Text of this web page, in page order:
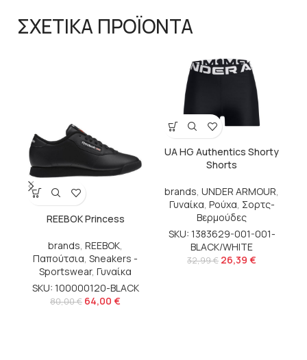
ΣΧΕΤΙΚΑ ΠΡΟΪΟΝΤΑ
REEBOK Princess
brands, REEBOK,
Παπούτσια, Sneakers -
Sportswear, Γυναίκα
SKU: 100000120-BLACK
80,00€ 64,00 €
UA HG Authentics Shorty
Shorts
brands, UNDER ARMOUR,
Γυναίκα, Ρούχα, Σορτς-
Βερμούδες
SKU: 1383629-001-001-
BLACK/WHITE
32,99€ 26,39 €